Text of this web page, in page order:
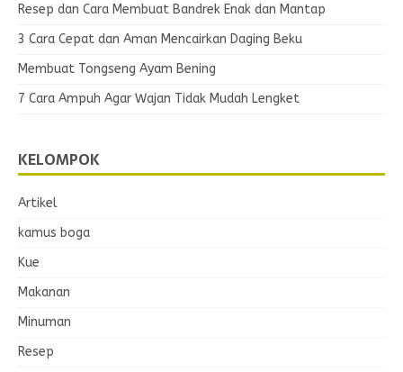
Resep dan Cara Membuat Bandrek Enak dan Mantap
3 Cara Cepat dan Aman Mencairkan Daging Beku
Membuat Tongseng Ayam Bening
7 Cara Ampuh Agar Wajan Tidak Mudah Lengket
KELOMPOK
Artikel
kamus boga
Kue
Makanan
Minuman
Resep